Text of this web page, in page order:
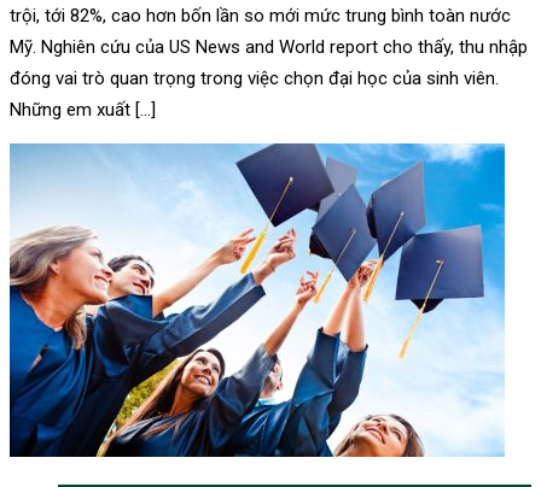
trội, tới 82%, cao hơn bốn lần so mới mức trung bình toàn nước
Mỹ. Nghiên cứu của US News and World report cho thấy, thu nhập
đóng vai trò quan trọng trong việc chọn đại học của sinh viên.
Những em xuất […]